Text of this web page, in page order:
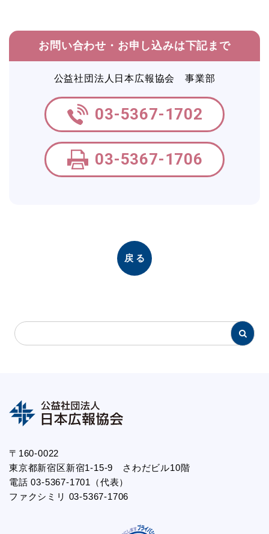
お問い合わせ・お申し込みは下記まで
公益社団法人日本広報協会 事業部
03-5367-1702
03-5367-1706
戻る
〒160-0022
東京都新宿区新宿1-15-9 さわだビル10階
電話 03-5367-1701（代表）
ファクシミリ 03-5367-1706